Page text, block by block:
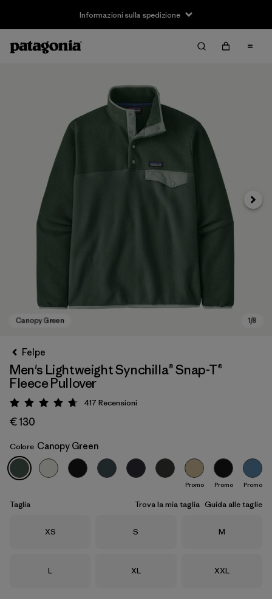
Informazioni sulla spedizione
Canopy Green
Avanti
Felpe
Men's Lightweight Synchilla® Snap-T®
Fleece Pullover
Valutazione: 4.7 / 5
417 Recensioni
€ 130
Colore Canopy Green
Promo Promo Promo
Taglia Trova la mia taglia Guida alle taglie
Taglia
XS Taglia
S Taglia
M
Taglia
L Taglia
XL Taglia
XXL